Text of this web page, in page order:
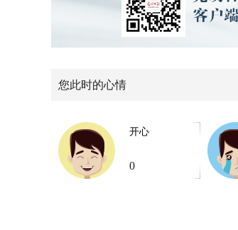
您此时的心情
开心
0